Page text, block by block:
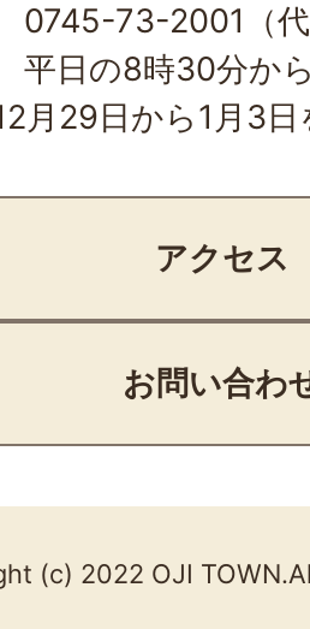
0745-73-2001（
日の8時30分か
月29日から1月3
アクセス
お問い合わ
(c) 2022 OJI